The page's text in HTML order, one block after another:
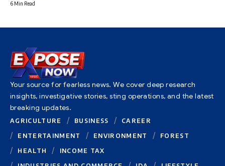
6 Min Read
Your source for fearless news. We cover deep research
insights, investigative stories, sting operations, and the latest
breaking updates.
AGRICULTURE BUSINESS
CAREER
ENTERTAINMENT
ENVIRONMENT
FOREST
HEALTH
INCOME TAX